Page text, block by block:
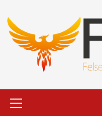
Geç
Primary